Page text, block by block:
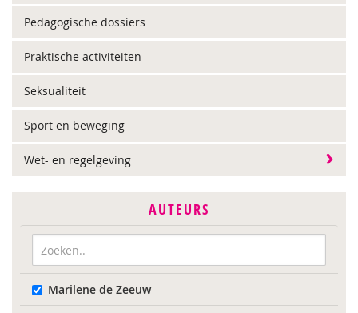
Pedagogische dossiers
Praktische activiteiten
Seksualiteit
Sport en beweging
Wet- en regelgeving
AUTEURS
Marilene de Zeeuw